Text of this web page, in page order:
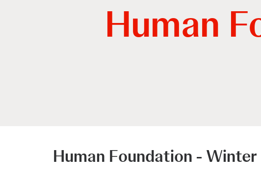
Human
Human Foundation -